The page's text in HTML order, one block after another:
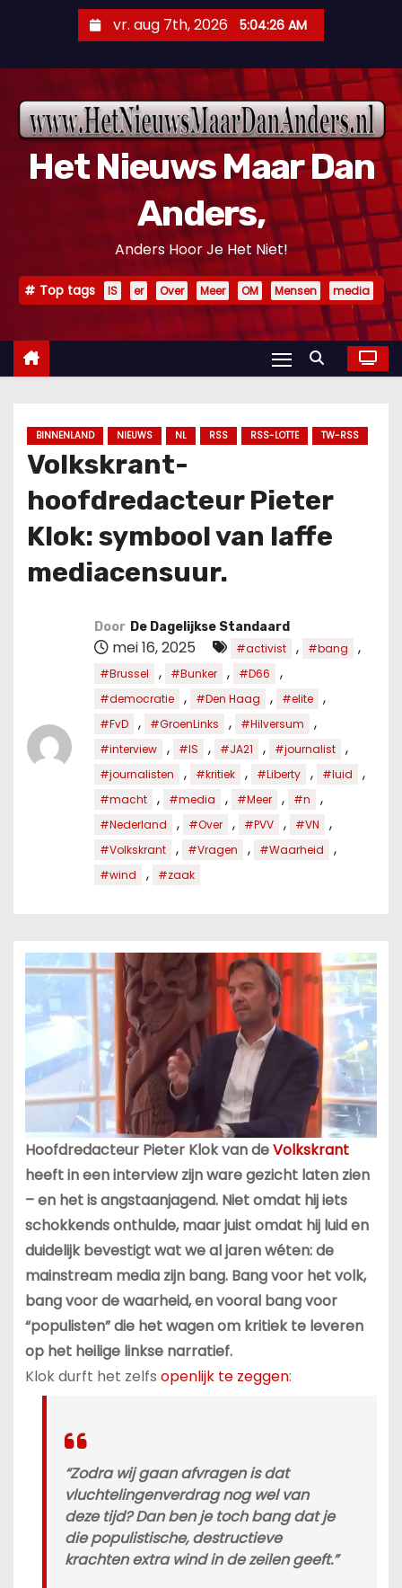
n
vr. aug 7th, 2026 5:04:27 AM
Het Nieuws Maar Dan
Anders,
Anders Hoor Je Het Niet!
Top tags IS er Over Meer OM Mensen media
BINNENLAND NIEUWS NL RSS RSS-LOTTE TW-RSS
Volkskrant-
hoofdredacteur Pieter
Klok: symbool van laffe
mediacensuur.
Door De Dagelijkse Standaard
mei 16, 2025 #activist , #bang ,
#Brussel , #Bunker , #D66 ,
#democratie , #Den Haag , #elite ,
#FvD , #GroenLinks , #Hilversum ,
#interview , #IS , #JA21 , #journalist ,
#journalisten , #kritiek , #Liberty , #luid ,
#macht , #media , #Meer , #n ,
#Nederland , #Over , #PVV , #VN ,
#Volkskrant , #Vragen , #Waarheid ,
#wind , #zaak
Hoofdredacteur Pieter Klok van deVolkskrant
heeft in een interview zijn ware gezicht laten zien
– en het is angstaanjagend. Niet omdat hij iets
schokkends onthulde, maar juist omdat hij luid en
duidelijk bevestigt wat we al jaren wéten: de
mainstream media zijn bang. Bang voor het volk,
bang voor de waarheid, en vooral bang voor
“populisten” die het wagen om kritiek te leveren
op het heilige linkse narratief.
Klok durft het zelfs openlijk te zeggen:
“Zodra wij gaan afvragen is dat
vluchtelingenverdrag nog wel van
deze tijd? Dan ben je toch bang dat je
die populistische, destructieve
krachten extra wind in de zeilen geeft.”